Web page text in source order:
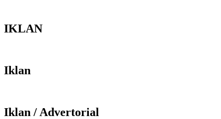
IKLAN
Iklan
Iklan / Advertorial